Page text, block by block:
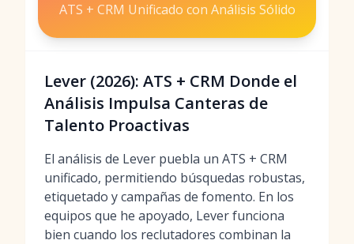
ATS + CRM Unificado con Análisis Sólido
Lever (2026): ATS + CRM Donde el
Análisis Impulsa Canteras de
Talento Proactivas
El análisis de Lever puebla un ATS + CRM
unificado, permitiendo búsquedas robustas,
etiquetado y campañas de fomento. En los
equipos que he apoyado, Lever funciona
bien cuando los reclutadores combinan la